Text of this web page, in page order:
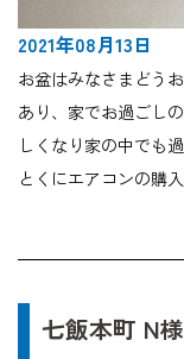
2021年08月13日
お盆はみなさまどう
あり、家でお過ごし
しくなり家の中でも
とくにエアコンの購
七飯本町 N